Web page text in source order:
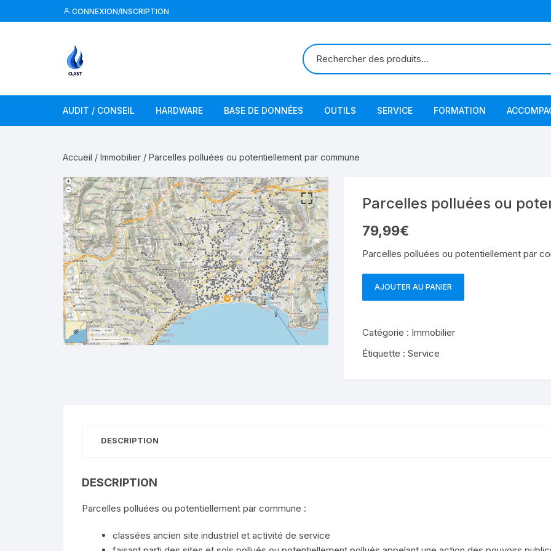
au
CONNEXION/INSCRIPTION
AUDIT / CONSEIL HARDWARE BASE DE DONNÉES OUTILS SERVICE FORMATION
Accueil / Immobilier / Parcelles polluées ou potentiellement par commune
Parcelles polluées ou
79,99€
Parcelles polluées ou potentiellement par
quantité
polluées
ou
AJOUTER AU PANIER
Catégorie : Immobilier
Étiquette : Service
DESCRIPTION
DESCRIPTION
Parcelles polluées ou potentiellement par commune :
classées ancien site industriel et activité de service